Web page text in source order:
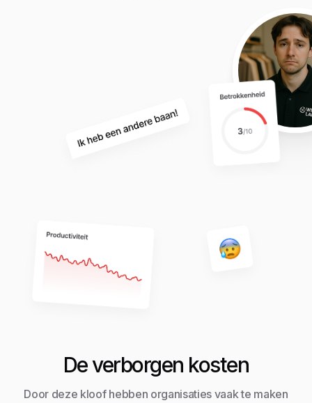
De verborgen kosten
Door deze kloof hebben organisaties vaak te maken